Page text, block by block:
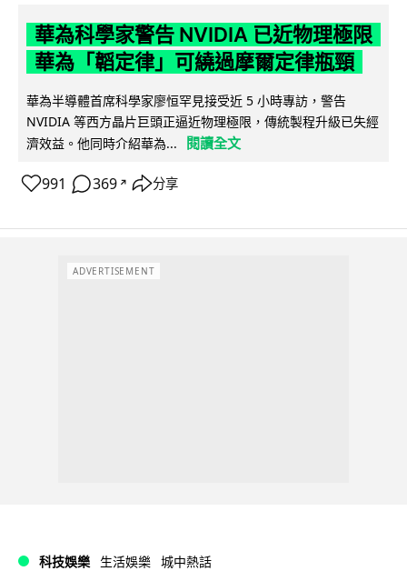
華為科學家警告 NVIDIA 已近物理極限
華為「韜定律」可繞過摩爾定律瓶頸
華為半導體首席科學家廖恒罕見接受近 5 小時專訪，警告
NVIDIA 等西方晶片巨頭正逼近物理極限，傳統製程升級已失經
濟效益。他同時介紹華為...
閱讀全文
991 369 ↗ 分享
ADVERTISEMENT
科技娛樂 生活娛樂 城中熱話